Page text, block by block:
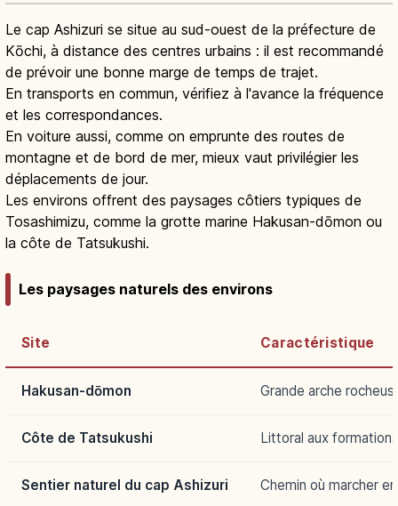
Le cap Ashizuri se situe au sud-ouest de la préfecture de
Kōchi, à distance des centres urbains : il est recommandé
de prévoir une bonne marge de temps de trajet.
En transports en commun, vérifiez à l'avance la fréquence
et les correspondances.
En voiture aussi, comme on emprunte des routes de
montagne et de bord de mer, mieux vaut privilégier les
déplacements de jour.
Les environs offrent des paysages côtiers typiques de
Tosashimizu, comme la grotte marine Hakusan-dōmon ou
la côte de Tatsukushi.
Les paysages naturels des environs
Site Caractéristique
Hakusan-dōmon Grande arche
Côte de Tatsukushi Littoral aux
Sentier naturel du cap Ashizuri Chemin où marcher